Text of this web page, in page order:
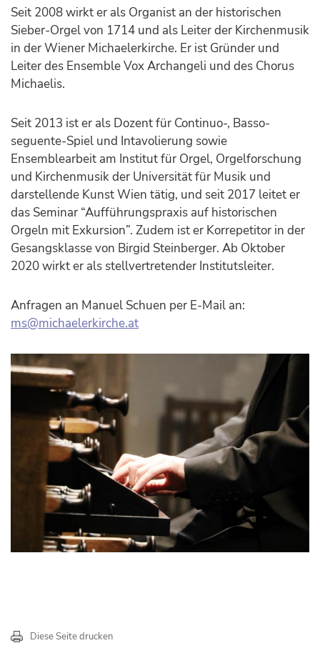
Seit 2008 wirkt er als Organist an der historischen
Sieber-Orgel von 1714 und als Leiter der Kirchenmusik
in der Wiener Michaelerkirche. Er ist Gründer und
Leiter des Ensemble Vox Archangeli und des Chorus
Michaelis.
Seit 2013 ist er als Dozent für Continuo-, Basso-
seguente-Spiel und Intavolierung sowie
Ensemblearbeit am Institut für Orgel, Orgelforschung
und Kirchenmusik der Universität für Musik und
darstellende Kunst Wien tätig, und seit 2017 leitet er
das Seminar “Aufführungspraxis auf historischen
Orgeln mit Exkursion”. Zudem ist er Korrepetitor in der
Gesangsklasse von Birgid Steinberger. Ab Oktober
2020 wirkt er als stellvertretender Institutsleiter.
Anfragen an Manuel Schuen per E-Mail an:
ms@michaelerkirche.at
Diese Seite drucken